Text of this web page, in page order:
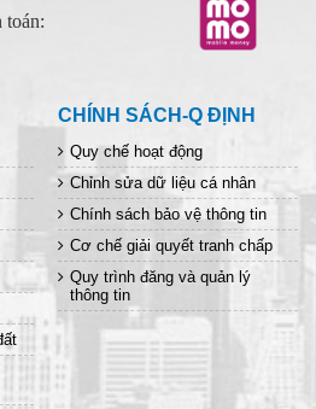
toán:
CHÍNH SÁCH-Q ĐỊNH
Quy chế hoạt động
Chỉnh sửa dữ liệu cá nhân
Chính sách bảo vệ thông tin
Cơ chế giải quyết tranh chấp
Quy trình đăng và quản lý
thông tin